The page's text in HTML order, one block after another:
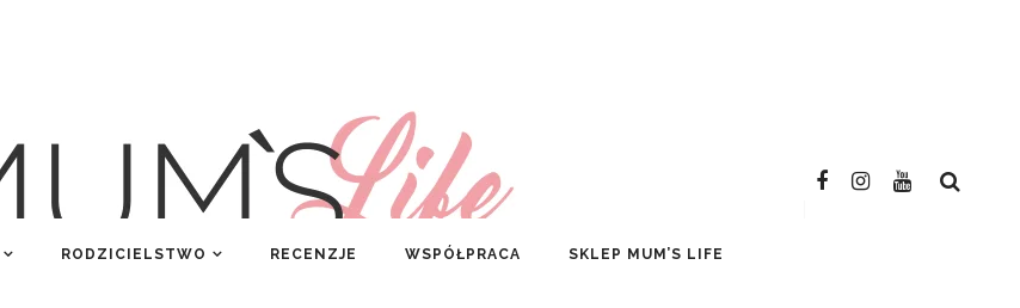
RODZICIELSTWO RECENZJE WSPÓŁPRACA SKLEP MUM’S LIFE